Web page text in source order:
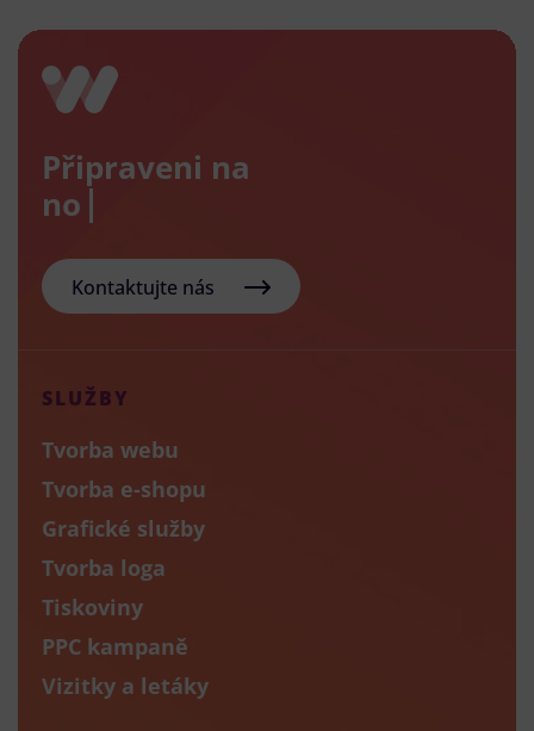
Připraveni na
nový e-
Kontaktujte nás
SLUŽBY
Tvorba webu
Tvorba e-shopu
Grafické služby
Tvorba loga
Tiskoviny
PPC kampaně
Vizitky a letáky